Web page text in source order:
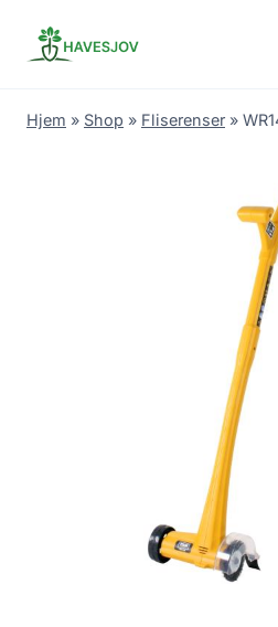
Hjem » Shop » Fliserenser »